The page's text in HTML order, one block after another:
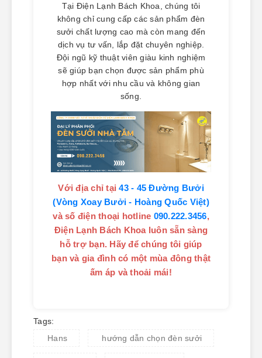
Tại Điện Lạnh Bách Khoa, chúng tôi
không chỉ cung cấp các sản phẩm đèn
sưởi chất lượng cao mà còn mang đến
dịch vụ tư vấn, lắp đặt chuyên nghiệp.
Đội ngũ kỹ thuật viên giàu kinh nghiệm
sẽ giúp bạn chọn được sản phẩm phù
hợp nhất với nhu cầu và không gian
sống.
Với địa chỉ tại43 - 45 Đường Bưởi
(Vòng Xoay Bưởi - Hoàng Quốc Việt)
và số điện thoại hotline 090.222.3456,
Điện Lạnh Bách Khoa luôn sẵn sàng
hỗ trợ bạn. Hãy để chúng tôi giúp
bạn và gia đình có một mùa đông thật
ấm áp và thoải mái!
Tags:
Hans
hướng dẫn chọn đèn sưởi